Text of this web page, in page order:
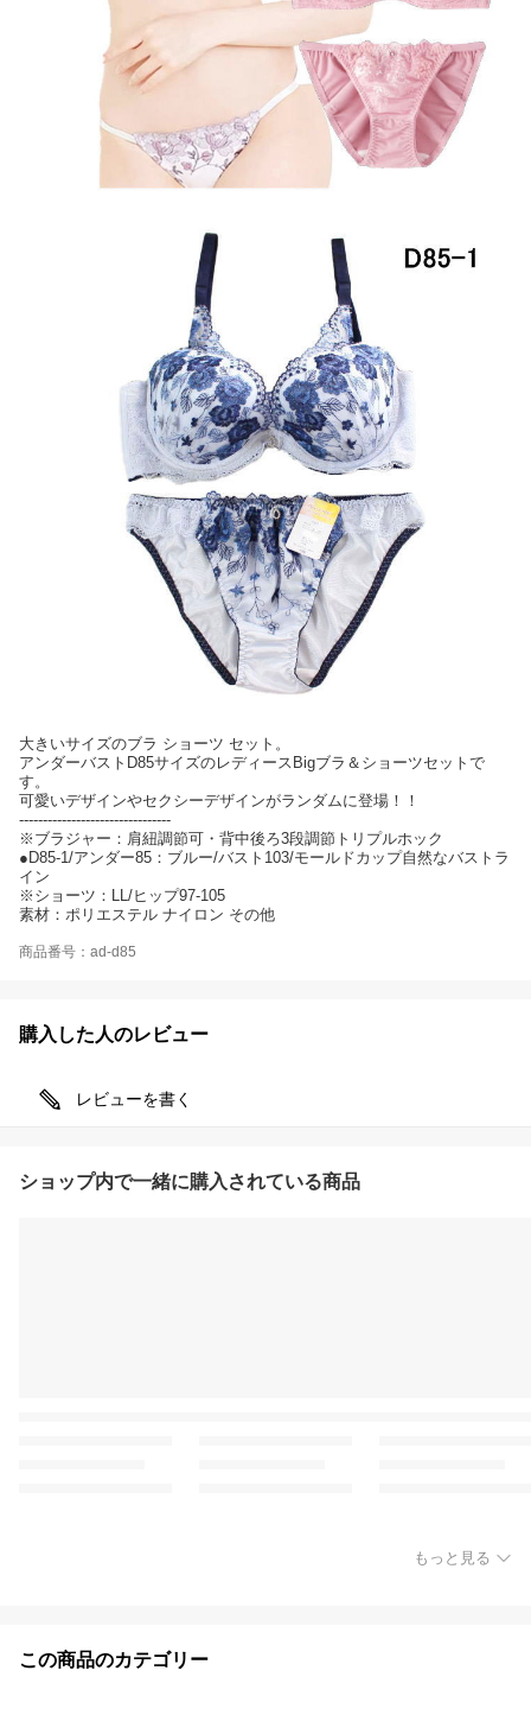
大きいサイズのブラ ショーツ セット。
アンダーバストD85サイズのレディースBigブラ＆ショーツセットで
す。
可愛いデザインやセクシーデザインがランダムに登場！！
--------------------------------
※ブラジャー：肩紐調節可・背中後ろ3段調節トリプルホック
●D85-1/アンダー85：ブルー/バスト103/モールドカップ自然なバストラ
イン
※ショーツ：LL/ヒップ97-105
素材：ポリエステル ナイロン その他
商品番号：ad-d85
購入した人のレビュー
レビューを書く
ショップ内で一緒に購入されている商品
もっと見る
この商品のカテゴリー